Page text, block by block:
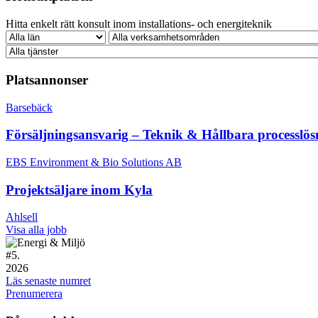
Hitta enkelt rätt konsult inom installations- och energiteknik
Platsannonser
Barsebäck
Försäljningsansvarig – Teknik & Hållbara
EBS Environment & Bio Solutions AB
Projektsäljare inom Kyla
Ahlsell
Visa alla jobb
#5.
2026
Läs senaste numret
Prenumerera